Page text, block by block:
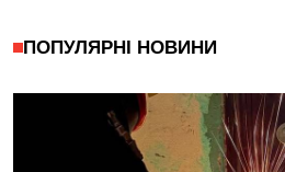
ПОПУЛЯРНІ НОВИНИ